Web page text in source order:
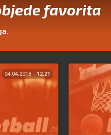
favorita
04.04.2018. 12:21